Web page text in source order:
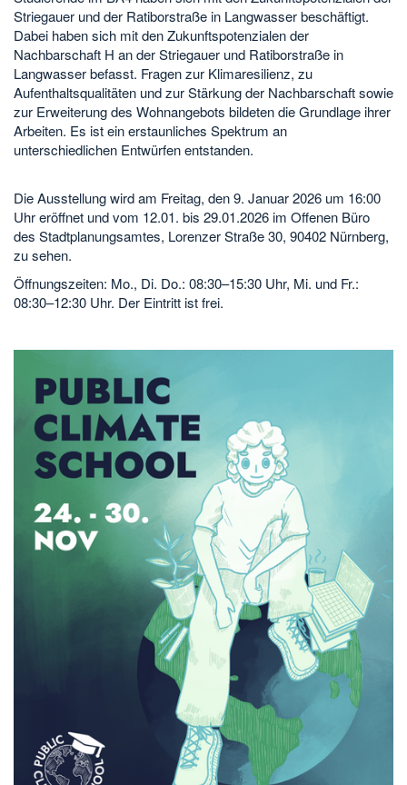
Striegauer und der Ratiborstraße in Langwasser beschäftigt.
Dabei haben sich mit den Zukunftspotenzialen der
Nachbarschaft H an der Striegauer und Ratiborstraße in
Langwasser befasst. Fragen zur Klimaresilienz, zu
Aufenthaltsqualitäten und zur Stärkung der Nachbarschaft sowie
zur Erweiterung des Wohnangebots bildeten die Grundlage ihrer
Arbeiten. Es ist ein erstaunliches Spektrum an
unterschiedlichen Entwürfen entstanden.
Die Ausstellung wird am Freitag, den 9. Januar 2026 um 16:00
Uhr eröffnet und vom 12.01. bis 29.01.2026 im Offenen Büro
des Stadtplanungsamtes, Lorenzer Straße 30, 90402 Nürnberg,
zu sehen.
Öffnungszeiten: Mo., Di. Do.: 08:30–15:30 Uhr, Mi. und Fr.:
08:30–12:30 Uhr. Der Eintritt ist frei.